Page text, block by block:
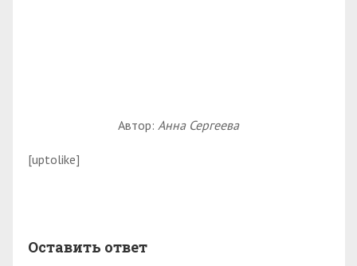
Автор: Анна Сергеева
[uptolike]
Оставить ответ